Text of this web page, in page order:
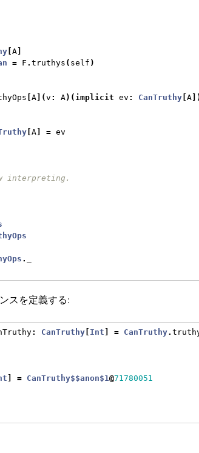
[A
= F .truthys ( self )
[A ](v : A)(implicit ev : CanTruthy [A
[A = ev
interpreting.
.
スを定義する:
: CanTruthy Int = CanTruthy.
= CanTruthy$$anon$1@71780051